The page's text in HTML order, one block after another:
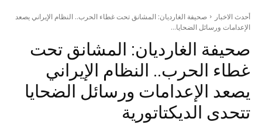
أحدث الاخبار
صحيفة الغارديان: المشانق تحت غطاء الحرب.. النظام الإيراني يصعد
الإعدامات ورسائل الضحايا...
صحيفة الغارديان: المشانق تحت
غطاء الحرب.. النظام الإيراني
يصعد الإعدامات ورسائل الضحايا
تتحدى الديكتاتورية